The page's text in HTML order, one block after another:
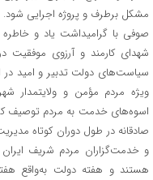
مشکل برطرف و پروژه اجرایی شود.
صوفی با گرامیداشت یاد و
شهدای کارمند و آرزوی موفقیت
سیاست‌های دولت تدبیر و امید
ویژه مردم مؤمن و ولایتمدار
اسوه‌های خدمت به مردم توصیف
صادقانه در طول دوران کوتاه
و خدمت‌گزاران مردم شریف
هستند و هفته دولت به‌واقع